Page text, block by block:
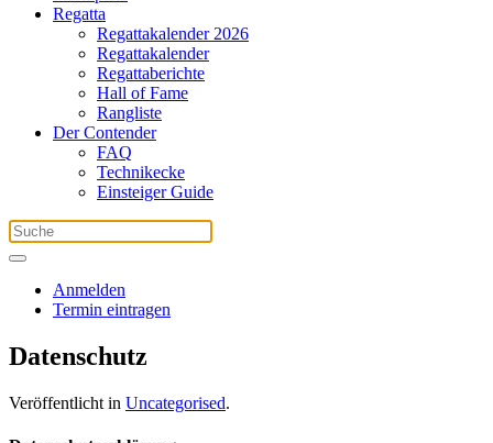
Regatta
Regattakalender 2026
Regattakalender
Regattaberichte
Hall of Fame
Rangliste
Der Contender
FAQ
Technikecke
Einsteiger Guide
Anmelden
Termin eintragen
Datenschutz
Veröffentlicht in Uncategorised.